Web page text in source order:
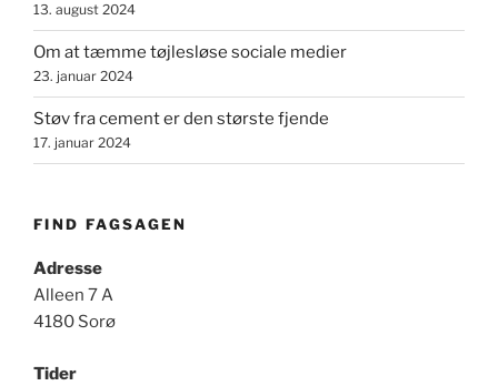
13. august 2024
Om at tæmme tøjlesløse sociale medier
23. januar 2024
Støv fra cement er den største fjende
17. januar 2024
FIND FAGSAGEN
Adresse
Alleen 7 A
4180 Sorø
Tider